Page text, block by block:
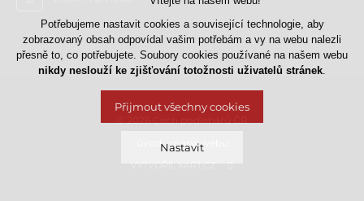
© 2026 Cech podlahářů ČR
úvod
mapa webu
VYTVOŘIL XART.CZ
Potřebujeme nastavit cookies a související technologie, aby
zobrazovaný obsah odpovídal vašim potřebám a vy na webu nalezli
přesně to, co potřebujete. Soubory cookies používané na našem webu
nikdy neslouží ke zjišťování totožnosti uživatelů stránek.
Přijmout všechny cookies
Nastavit